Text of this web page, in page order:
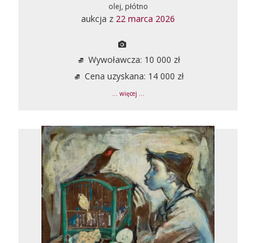
olej, płótno
aukcja z 22 marca 2026
Wywoławcza: 10 000 zł
Cena uzyskana: 14 000 zł
... więcej ...